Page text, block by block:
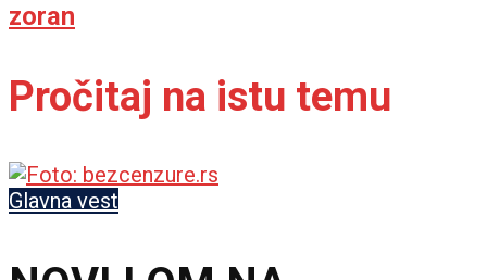
zoran
Pročitaj na istu temu
Glavna vest